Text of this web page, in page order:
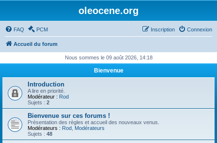
oleocene.org
FAQ PCM Connexion
Inscription
Accueil du forum
Nous sommes le 09 août 2026, 14:18
Bienvenue
Introduction
A lire en priorité.
Modérateur : Rod
Sujets : 2
Bienvenue sur ces forums !
Présentation des règles et accueil des nouveaux venus.
Modérateurs : Rod Modérateurs
Sujets : 48